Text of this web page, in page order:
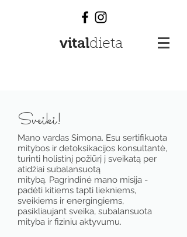
vitaldieta
Sveiki!
Mano vardas Simona. Esu sertifikuota
mitybos ir detoksikacijos konsultantė,
turinti holistinį požiūrį į sveikatą per
atidžiai subalansuotą
mitybą. Pagrindinė mano misija -
padėti kitiems tapti liekniems,
sveikiems ir energingiems,
pasikliaujant sveika, subalansuota
mityba ir fiziniu aktyvumu.